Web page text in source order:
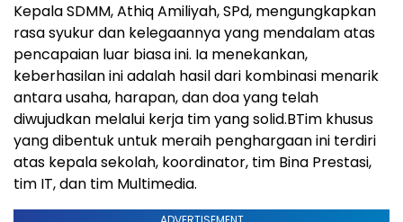
Kepala SDMM, Athiq Amiliyah, SPd, mengungkapkan
rasa syukur dan kelegaannya yang mendalam atas
pencapaian luar biasa ini. Ia menekankan,
keberhasilan ini adalah hasil dari kombinasi menarik
antara usaha, harapan, dan doa yang telah
diwujudkan melalui kerja tim yang solid.BTim khusus
yang dibentuk untuk meraih penghargaan ini terdiri
atas kepala sekolah, koordinator, tim Bina Prestasi,
tim IT, dan tim Multimedia.